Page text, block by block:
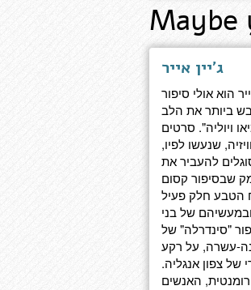
Maybe
ג'יין אייר
הוא אולי סיפור
ביותר את הלב
ויוליה". סרטים
שנעשו לפיו,
להעביר את
שבסיפור קסום
הטבע חלק פעיל
של בני
"סינדרלה" של
עשרה, על רקע
של צפון אנגליה.
האנשים